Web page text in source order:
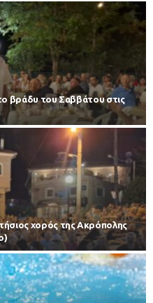
βράδυ του Σαββάτου στις
χορός της Ακρόπολης